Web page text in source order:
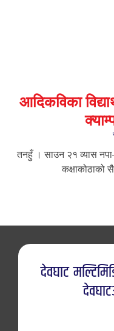
आदिकविका
तनहुँ । साउन २१ ​व्यास
कक्षाकोठाको
देवघाट